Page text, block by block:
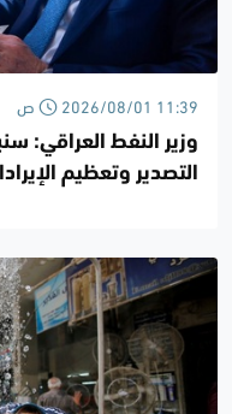
2026/08/01 11:39 ص
وزير النفط العراقي:
التصدير وتعظيم